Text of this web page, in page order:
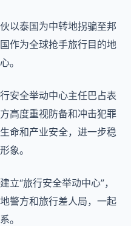
以泰国为中转地拐骗至邦
作为全球抢手旅行目的地
。
安全举动中心主任巴占表
高度重视防备和冲击犯罪
命和产业安全，进一步稳
象。
立“旅行安全举动中心”，
警方和旅行差人局，一起
。